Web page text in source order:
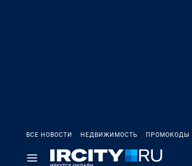
ВСЕ НОВОСТИ НЕДВИЖИМОСТЬ ПРОМОКОДЫ